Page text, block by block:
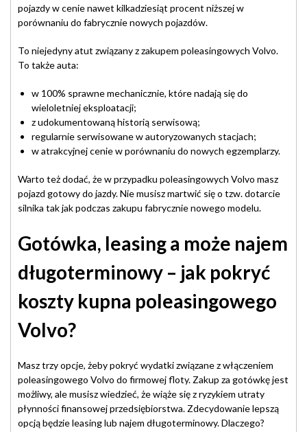
pojazdy w cenie nawet kilkadziesiąt procent niższej w
porównaniu do fabrycznie nowych pojazdów.
To niejedyny atut związany z zakupem poleasingowych Volvo.
To także auta:
w 100% sprawne mechanicznie, które nadają się do
wieloletniej eksploatacji;
z udokumentowaną historią serwisową;
regularnie serwisowane w autoryzowanych stacjach;
w atrakcyjnej cenie w porównaniu do nowych egzemplarzy.
Warto też dodać, że w przypadku poleasingowych Volvo masz
pojazd gotowy do jazdy. Nie musisz martwić się o tzw. dotarcie
silnika tak jak podczas zakupu fabrycznie nowego modelu.
Gotówka, leasing a może najem
długoterminowy – jak pokryć
koszty kupna poleasingowego
Volvo?
Masz trzy opcje, żeby pokryć wydatki związane z włączeniem
poleasingowego Volvo do firmowej floty. Zakup za gotówkę jest
możliwy, ale musisz wiedzieć, że wiąże się z ryzykiem utraty
płynności finansowej przedsiębiorstwa. Zdecydowanie lepszą
opcją będzie leasing lub najem długoterminowy. Dlaczego?